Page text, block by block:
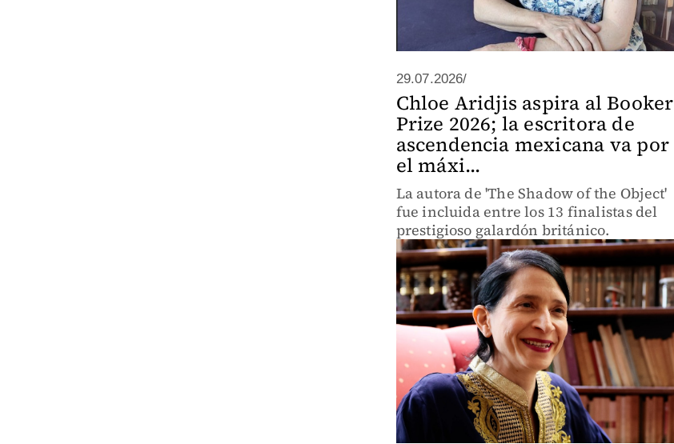
29.07.2026/
Chloe Aridjis aspira al Booker
Prize 2026; la escritora de
ascendencia mexicana va por
el máxi...
La autora de 'The Shadow of the Object'
fue incluida entre los 13 finalistas del
prestigioso galardón británico.